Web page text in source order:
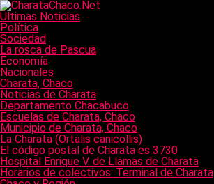
Últimas Noticias
Política
Sociedad
La rosca de Pascua
Economía
Nacionales
Charata, Chaco
Noticias de Charata
Departamento Chacabuco
Escuelas de Charata, Chaco
Municipio de Charata, Chaco
La Charata (Ortalis canicollis)
El código postal de Charata es 3730
Hospital Enrique V. de Llamas de Charata
Horarios de colectivos: Terminal de Charata